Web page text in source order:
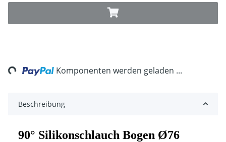
Komponenten werden geladen ...
Beschreibung
90° Silikonschlauch Bogen Ø76